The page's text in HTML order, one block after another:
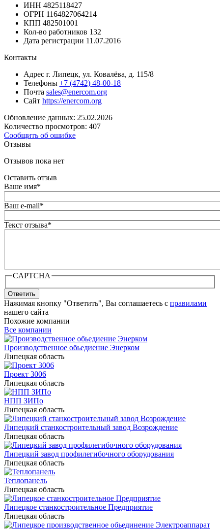
ИНН 4825118427
ОГРН 1164827064214
КПП 482501001
Кол-во работников 132
Дата регистрации 11.07.2016
Контакты
Адрес г. Липецк, ул. Ковалёва, д. 115/8
Телефоны +7 (4742) 48-00-18
Почта sales@enercom.org
Сайт https://enercom.org
Обновление данных: 25.02.2026
Количество просмотров: 407
Сообщить об ошибке
Отзывы
Отзывов пока нет
Оставить отзыв
Ваше имя*
Ваш e-mail*
Текст отзыва*
CAPTCHA
Ответить
Нажимая кнопку "Ответить", Вы соглашаетесь с правилами
нашего сайта
Похожие компании
Все компании
Производственное обьедиение Энерком
Липецкая область
Проект 3006
Липецкая область
НПП ЗИПо
Липецкая область
Липецкий станкостроительный завод Возрождение
Липецкая область
Липецкий завод профилегибочного оборудования
Липецкая область
Теплопанель
Липецкая область
Липецкое станкостроительное Предприятие
Липецкая область